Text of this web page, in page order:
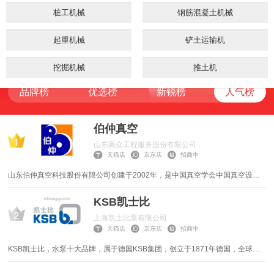
母婴用品 家居生活
食品饮料 服饰鞋帽
家用电器 手机数码
电脑用品
办公器材
汽车用品 教育培训
金融信息 工程机械
农业化工
成人保健
农业机械 机床
仪器仪表 基础机械
电工机械 包装机械
玻璃机械
机器视觉
桩工机械 钢筋混凝土机械
起重机械 铲土运输机
挖掘机械 推土机
无人机
柴油机
水泵 混凝土搅拌机
烫金机 换热器
挖掘机
合金锯片
真空泵品牌排行榜
RANKING LIST
申请入驻
品牌榜 优选榜 新锐榜 人气榜
品牌榜 优选榜 新锐榜 人气榜
伯仲真空
山东惠众工程服务股份有限公司
天猫店 京东店 招商中
山东伯仲真空科技股份有限公司创建于2002年，是中国真空学会中国真空设备
市“厚道鲁商”品牌企业，淄博市信用协会副会长单位。公司专业生产水环真空
泵、罗茨真空泵、螺杆真空泵、MVR成套系统。公司坐落于历史悠久的齐鲁名
城--淄博，东临205国道，西临滨博高速公路，南临309国道，北临胶济铁路，
KSB凯士比
上海凯士比泵有限公司
天猫店 京东店 招商中
KSB凯士比，水泵十大品牌，属于德国KSB集团，创立于1871年德国，全球离